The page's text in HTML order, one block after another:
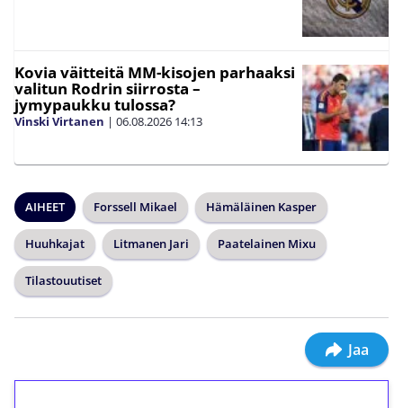
Kovia väitteitä MM-kisojen parhaaksi
valitun Rodrin siirrosta –
jymypaukku tulossa?
Vinski Virtanen | 06.08.2026 14:13
AIHEET Forssell Mikael Hämäläinen Kasper
Huuhkajat Litmanen Jari Paatelainen Mixu
Tilastouutiset
Jaa